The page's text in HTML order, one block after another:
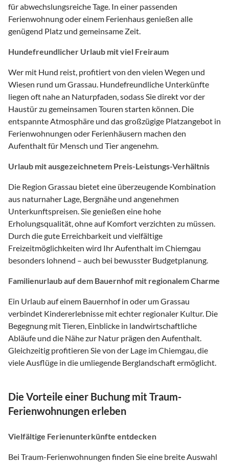
für abwechslungsreiche Tage. In einer passenden
Ferienwohnung oder einem Ferienhaus genießen alle
genügend Platz und gemeinsame Zeit.
Hundefreundlicher Urlaub mit viel Freiraum
Wer mit Hund reist, profitiert von den vielen Wegen und
Wiesen rund um Grassau. Hundefreundliche Unterkünfte
liegen oft nahe an Naturpfaden, sodass Sie direkt vor der
Haustür zu gemeinsamen Touren starten können. Die
entspannte Atmosphäre und das großzügige Platzangebot in
Ferienwohnungen oder Ferienhäusern machen den
Aufenthalt für Mensch und Tier angenehm.
Urlaub mit ausgezeichnetem Preis-Leistungs-Verhältnis
Die Region Grassau bietet eine überzeugende Kombination
aus naturnaher Lage, Bergnähe und angenehmen
Unterkunftspreisen. Sie genießen eine hohe
Erholungsqualität, ohne auf Komfort verzichten zu müssen.
Durch die gute Erreichbarkeit und vielfältige
Freizeitmöglichkeiten wird Ihr Aufenthalt im Chiemgau
besonders lohnend – auch bei bewusster Budgetplanung.
Familienurlaub auf dem Bauernhof mit regionalem Charme
Ein Urlaub auf einem Bauernhof in oder um Grassau
verbindet Kindererlebnisse mit echter regionaler Kultur. Die
Begegnung mit Tieren, Einblicke in landwirtschaftliche
Abläufe und die Nähe zur Natur prägen den Aufenthalt.
Gleichzeitig profitieren Sie von der Lage im Chiemgau, die
viele Ausflüge in die umliegende Berglandschaft ermöglicht.
Die Vorteile einer Buchung mit Traum-
Ferienwohnungen erleben
Vielfältige Ferienunterkünfte entdecken
Bei Traum-Ferienwohnungen finden Sie eine breite Auswahl